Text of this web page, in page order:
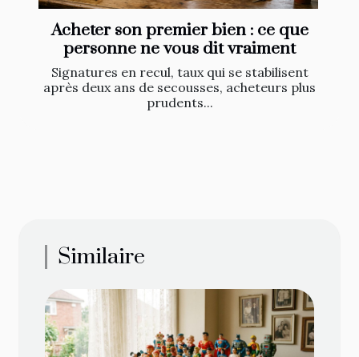
Acheter son premier bien : ce que
personne ne vous dit vraiment
Signatures en recul, taux qui se stabilisent
après deux ans de secousses, acheteurs plus
prudents...
Similaire